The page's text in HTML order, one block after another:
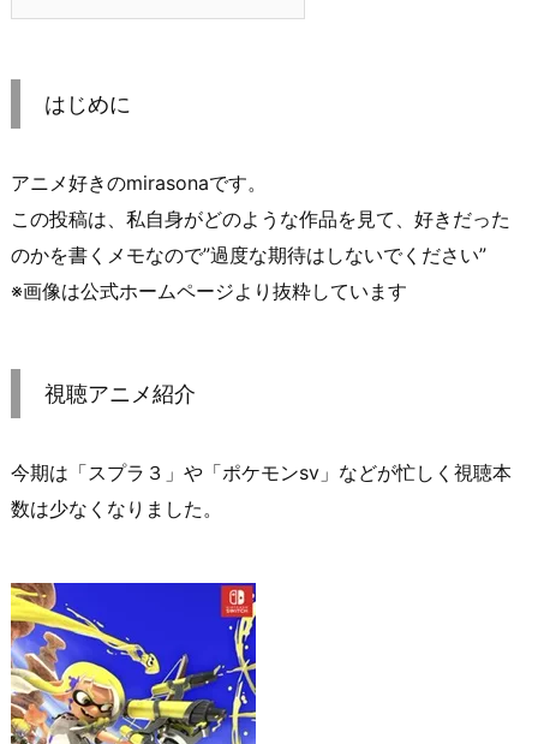
はじめに
アニメ好きのmirasonaです。
この投稿は、私自身がどのような作品を見て、好きだった
のかを書くメモなので”過度な期待はしないでください”
※画像は公式ホームページより抜粋しています
視聴アニメ紹介
今期は「スプラ３」や「ポケモンsv」などが忙しく視聴本
数は少なくなりました。